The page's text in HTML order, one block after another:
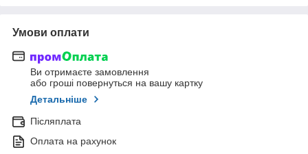
Умови оплати
Ви отримаєте замовлення
або гроші повернуться на вашу картку
Детальніше
Післяплата
Оплата на рахунок